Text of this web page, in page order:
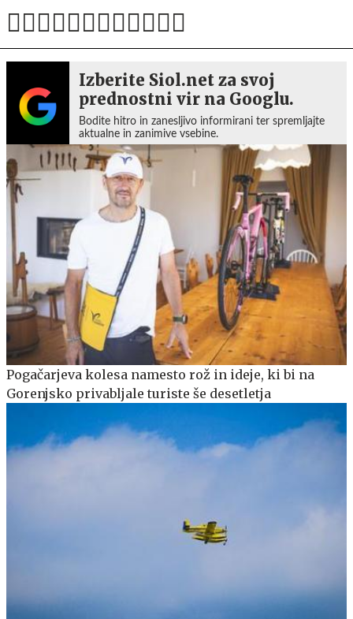
Izberite Siol.net za svoj
prednostni vir na Googlu.
Bodite hitro in zanesljivo informirani ter spremljajte
aktualne in zanimive vsebine.
Pogačarjeva kolesa namesto rož in ideje, ki bi na
Gorenjsko privabljale turiste še desetletja